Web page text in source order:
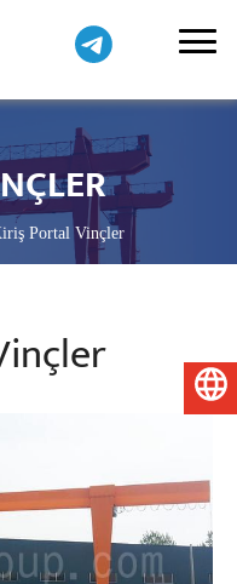
Portal Vinçler
Türkçe